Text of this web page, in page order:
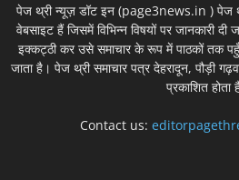
पेज थ्री न्यूज़ डॉट इन (page3news.in ) पेज
वेबसाइट हैं जिसमें विभिन्न विषयों पर जानकारी दी
इक्कट्ठी कर उसे समाचार के रूप में पाठकों तक
जाता है। पेज थ्री समाचार पत्र देहरादून, पौड़ी
प्रकाशित होता
Contact us: